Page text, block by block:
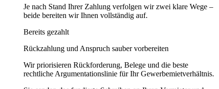
Je nach Stand Ihrer Zahlung verfolgen wir zwei klare Wege –
beide bereiten wir Ihnen vollständig auf.
Bereits gezahlt
Rückzahlung und Anspruch sauber vorbereiten
Wir priorisieren Rückforderung, Belege und die beste
rechtliche Argumentationslinie für Ihr Gewerbemietverhältnis.